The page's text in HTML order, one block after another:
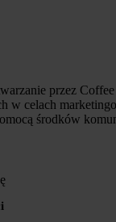
przez
w celach
środków